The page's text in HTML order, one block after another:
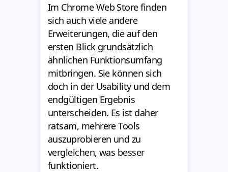
Im Chrome Web Store finden
sich auch viele andere
Erweiterungen, die auf den
ersten Blick grundsätzlich
ähnlichen Funktionsumfang
mitbringen. Sie können sich
doch in der Usability und dem
endgültigen Ergebnis
unterscheiden. Es ist daher
ratsam, mehrere Tools
auszuprobieren und zu
vergleichen, was besser
funktioniert.